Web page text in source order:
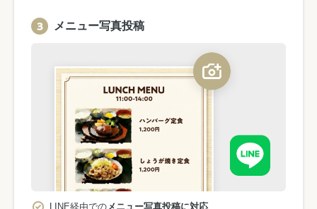
メニュー写真投稿
LINE経由での メニュー写真投稿に対応